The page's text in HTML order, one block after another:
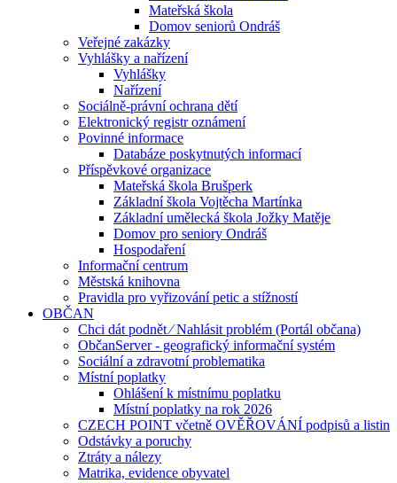
Mateřská škola
Domov seniorů Ondráš
Veřejné zakázky
Vyhlášky a nařízení
Vyhlášky
Nařízení
Sociálně-právní ochrana dětí
Elektronický registr oznámení
Povinné informace
Databáze poskytnutých informací
Příspěvkové organizace
Mateřská škola Brušperk
Základní škola Vojtěcha Martínka
Základní umělecká škola Jožky Matěje
Domov pro seniory Ondráš
Hospodaření
Informační centrum
Městská knihovna
Pravidla pro vyřizování petic a stížností
OBČAN
Chci dát podnět ⁄ Nahlásit problém (Portál občana)
ObčanServer - geografický informační systém
Sociální a zdravotní problematika
Místní poplatky
Ohlášení k místnímu poplatku
Místní poplatky na rok 2026
CZECH POINT včetně OVĚŘOVÁNÍ podpisů a listin
Odstávky a poruchy
Ztráty a nálezy
Matrika, evidence obyvatel